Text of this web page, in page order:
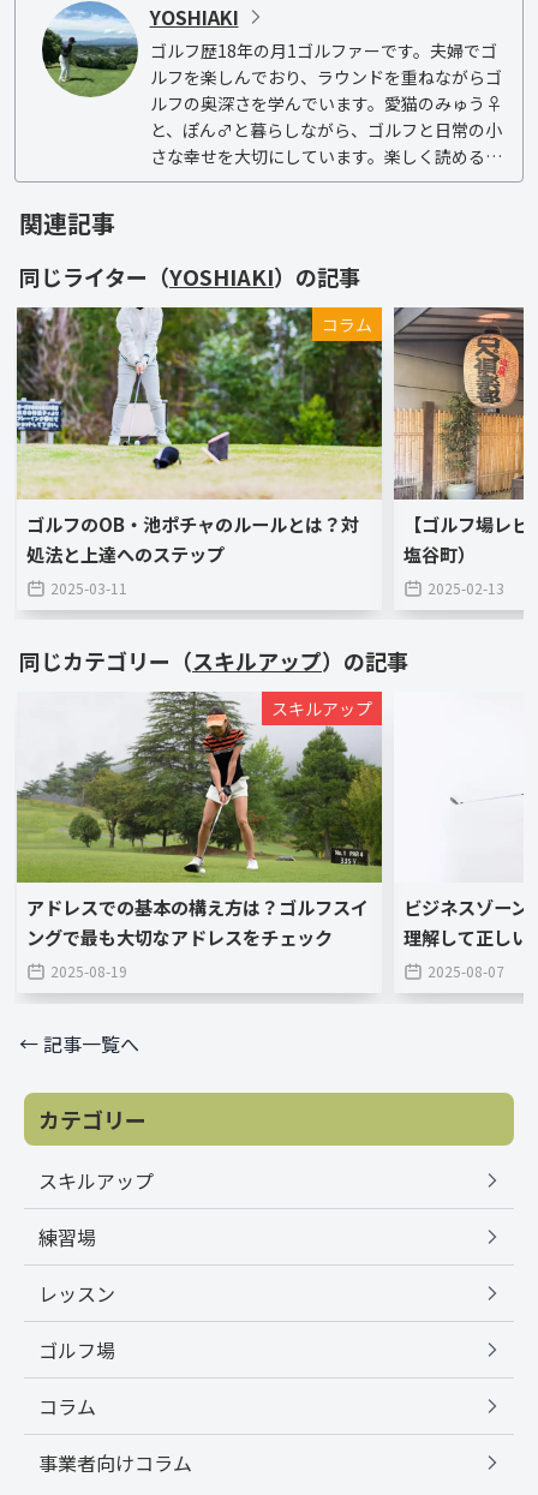
YOSHIAKI
ゴルフ歴18年の月1ゴルファーです。夫婦でゴ
ルフを楽しんでおり、ラウンドを重ねながらゴ
ルフの奥深さを学んでいます。愛猫のみゅう♀
と、ぽん♂と暮らしながら、ゴルフと日常の小
さな幸せを大切にしています。楽しく読める記
事をお届けしますので、どうぞよろしくお願い
関連記事
同じライター（YOSHIAKI）の記事
コラム
ゴルフのOB・池ポチャのルールとは？対
処法と上達へのステップ
2025-03-11
【ゴルフ場レ
塩谷町）
2025-02-13
同じカテゴリー（スキルアップ）の記事
スキルアップ
アドレスでの基本の構え方は？ゴルフスイ
ングで最も大切なアドレスをチェック
2025-08-19
ビジネスゾーン
理解して正しい
2025-08-07
← 記事一覧へ
カテゴリー
スキルアップ
練習場
レッスン
ゴルフ場
コラム
事業者向けコラム